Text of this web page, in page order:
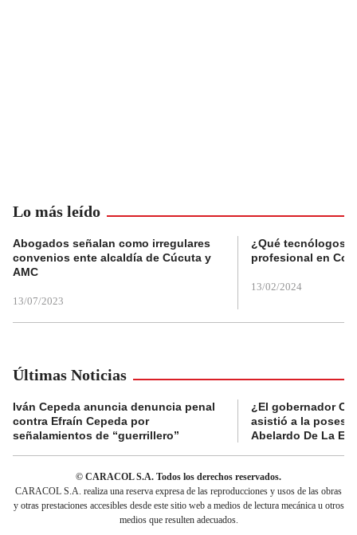
Lo más leído
Abogados señalan como irregulares
convenios ente alcaldía de Cúcuta y
AMC
13/07/2023
¿Qué tecnólogos
profesional en
13/02/2024
Últimas Noticias
Iván Cepeda anuncia denuncia penal
contra Efraín Cepeda por
señalamientos de “guerrillero”
¿El gobernador
asistió a la
Abelardo De La
© CARACOL S.A. Todos los derechos reservados.
CARACOL S.A. realiza una reserva expresa de las reproducciones y usos de las obras
y otras prestaciones accesibles desde este sitio web a medios de lectura mecánica u otros
medios que resulten adecuados.